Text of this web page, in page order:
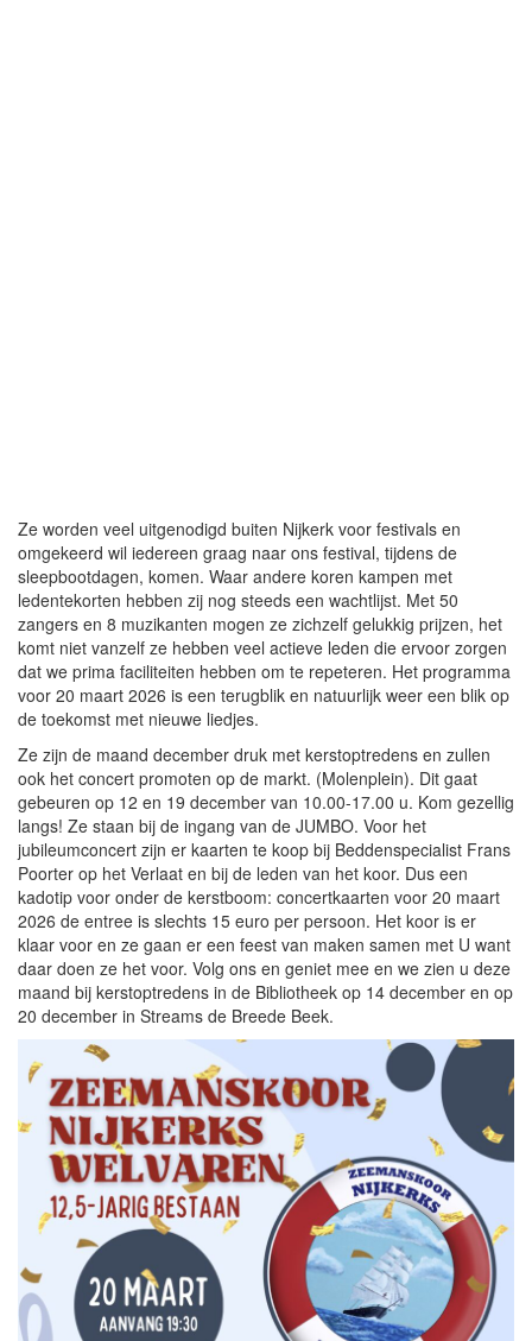
Ze worden veel uitgenodigd buiten Nijkerk voor festivals en
omgekeerd wil iedereen graag naar ons festival, tijdens de
sleepbootdagen, komen. Waar andere koren kampen met
ledentekorten hebben zij nog steeds een wachtlijst. Met 50
zangers en 8 muzikanten mogen ze zichzelf gelukkig prijzen, het
komt niet vanzelf ze hebben veel actieve leden die ervoor zorgen
dat we prima faciliteiten hebben om te repeteren. Het programma
voor 20 maart 2026 is een terugblik en natuurlijk weer een blik op
de toekomst met nieuwe liedjes.
Ze zijn de maand december druk met kerstoptredens en zullen
ook het concert promoten op de markt. (Molenplein). Dit gaat
gebeuren op 12 en 19 december van 10.00-17.00 u. Kom gezellig
langs! Ze staan bij de ingang van de JUMBO. Voor het
jubileumconcert zijn er kaarten te koop bij Beddenspecialist Frans
Poorter op het Verlaat en bij de leden van het koor. Dus een
kadotip voor onder de kerstboom: concertkaarten voor 20 maart
2026 de entree is slechts 15 euro per persoon. Het koor is er
klaar voor en ze gaan er een feest van maken samen met U want
daar doen ze het voor. Volg ons en geniet mee en we zien u deze
maand bij kerstoptredens in de Bibliotheek op 14 december en op
20 december in Streams de Breede Beek.